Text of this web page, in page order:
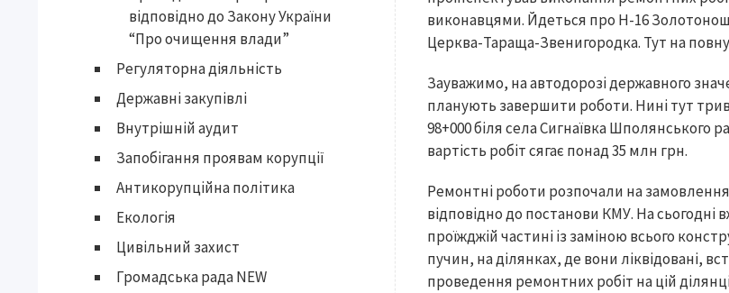
виконавцями. Йдеться про Н-16
Церква-Тараща-Звенигородка. Тут на
Зауважимо, на автодорозі державного
планують завершити роботи. Нині тут
98+000 біля села Сигнаївка Шполянського
вартість робіт сягає понад 35 млн грн.
Ремонтні роботи розпочали на
відповідно до постанови КМУ. На сьогодні
проїжджій частині із заміною всього
пучин, на ділянках, де вони ліквідовані,
проведення ремонтних робіт на цій
відповідно до Закону України
“Про очищення влади”
Регуляторна діяльність
Державні закупівлі
Внутрішній аудит
Запобігання проявам корупції
Антикорупційна політика
Екологія
Цивільний захист
Громадська рада NEW